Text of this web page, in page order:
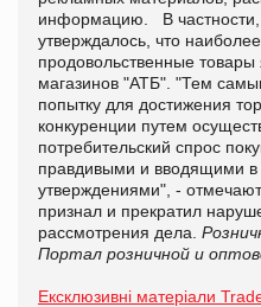
информацию. В частности,
утверждалось, что
продовольственные
магазинов "АТБ". "Тем
попытку для достижения
конкуренции путем
потребительский спрос
правдивыми и вводящими в
утверждениями", -
признал и прекратил
рассмотрения дела.
Портал розничной и
Ексклюзивні матеріали